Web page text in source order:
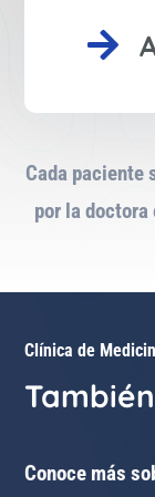

Cada paciente
por la doctora
Clínica de
Conoce más